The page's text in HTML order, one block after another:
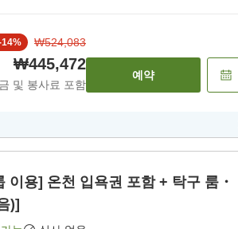
14% ₩524,083
₩445,472
및 봉사료 포함
예약
이용] 온천 입욕권 포함 + 탁구 룸・
)]